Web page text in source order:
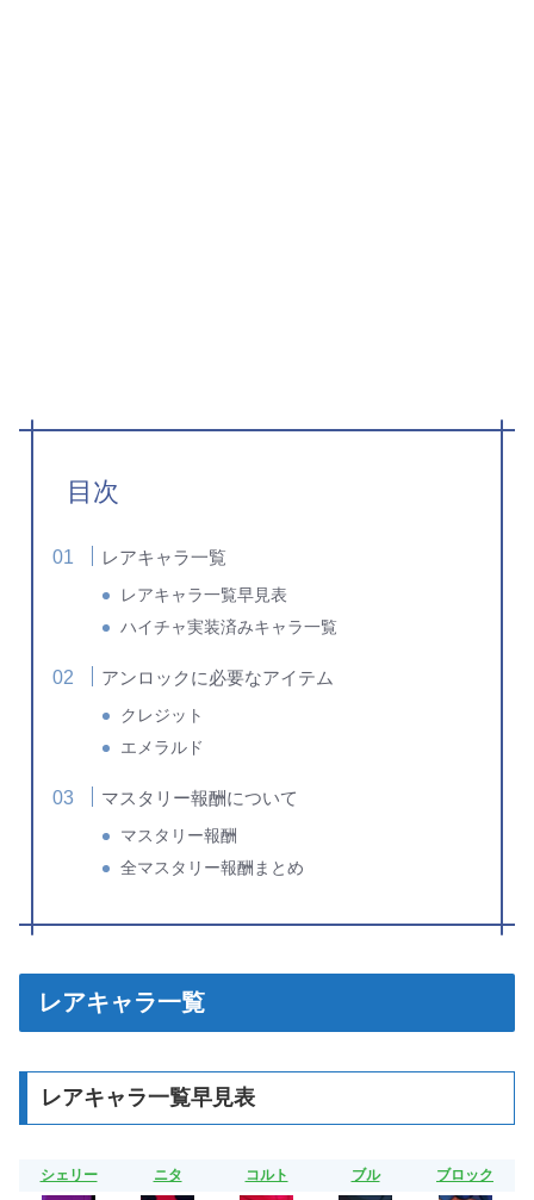
目次
レアキャラ一覧
レアキャラ一覧早見表
ハイチャ実装済みキャラ一覧
アンロックに必要なアイテム
クレジット
エメラルド
マスタリー報酬について
マスタリー報酬
全マスタリー報酬まとめ
レアキャラ一覧
レアキャラ一覧早見表
シェリー ニタ コルト ブル ブロック